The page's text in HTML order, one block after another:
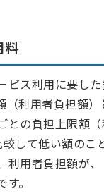
料
ビス利用に要した
（利用者負担額）
との負担上限額
して低い額のこ
利用者負担額が
。